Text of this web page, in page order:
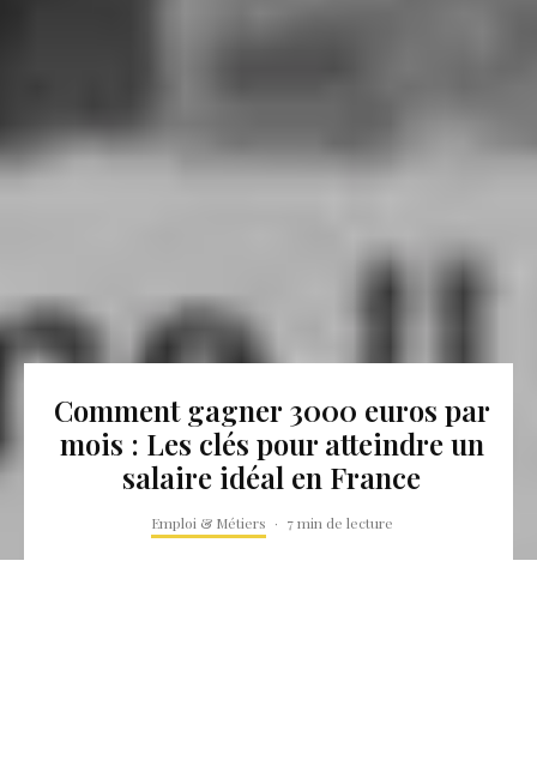
Comment gagner 3000 euros par
mois : Les clés pour atteindre un
salaire idéal en France
Emploi & Métiers · 7 min de lecture